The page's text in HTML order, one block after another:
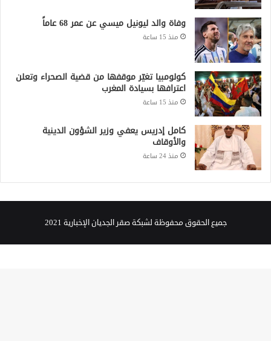
وفاة والد ليونيل ميسي عن عمر 68 عاماً
منذ 15 ساعة
كولومبيا تغيّر موقفها من قضية الصحراء وتعلن
اعترافها بسيادة المغرب
منذ 15 ساعة
كامل إدريس يعفي وزير الشؤون الدينية
والأوقاف
منذ 24 ساعة
جميع الحقوق محفوظة لشبكة صقر الجديان الإخبارية 2021